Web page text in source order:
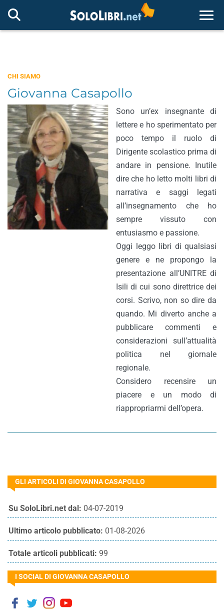
CHI SIAMO
Giovanna Casapollo
Sono un’ex insegnante di
lettere e ho sperimentato per
poco tempo il ruolo di
Dirigente scolastico prima di
andare in pensione. Inutile
dire che ho letto molti libri di
narrativa e saggi legati
all’insegnamento che ho
sempre vissuto con
entusiasmo e passione.
Oggi leggo libri di qualsiasi
genere e ne propongo la
presentazione all’UNITRE di
Isili di cui sono direttrice dei
corsi. Scrivo, non so dire da
quando. Mi diverto anche a
pubblicare commenti e
considerazioni sull’attualità
politica nel giornale
regionale.
Considero recensire un
piacere e un modo di
riappropriarmi dell’opera.
GLI ARTICOLI DI GIOVANNA CASAPOLLO
Su SoloLibri.net dal: 04-07-2019
Ultimo articolo pubblicato: 01-08-2026
Totale articoli pubblicati: 99
I SOCIAL DI GIOVANNA CASAPOLLO